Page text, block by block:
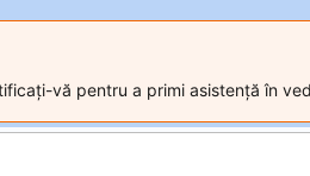
vă pentru a primi asistență în